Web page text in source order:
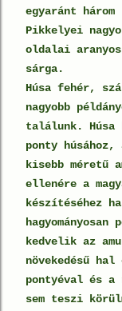
egyaránt
Pikkelyei
oldalai
sárga.
Húsa fehér,
nagyobb
találunk. Húsa
ponty
kisebb méretű
ellenére a
készítéséhez
kedvelik az
növekedésű
pontyéval és a
sem teszi